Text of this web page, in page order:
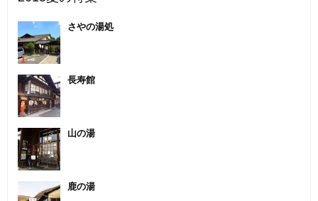
さやの湯処
長寿館
山の湯
鹿の湯